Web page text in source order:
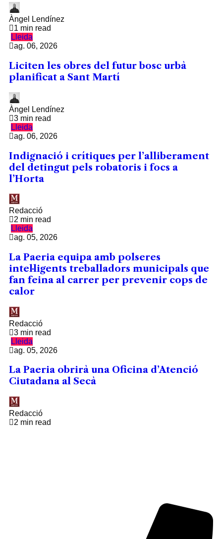
Àngel Lendínez
1 min read
Lleida
ag. 06, 2026
Liciten les obres del futur bosc urbà
planificat a Sant Martí
Àngel Lendínez
3 min read
Lleida
ag. 06, 2026
Indignació i crítiques per l’alliberament
del detingut pels robatoris i focs a
l’Horta
Redacció
2 min read
Lleida
ag. 05, 2026
La Paeria equipa amb polseres
intel·ligents treballadors municipals que
fan feina al carrer per prevenir cops de
calor
Redacció
3 min read
Lleida
ag. 05, 2026
La Paeria obrirà una Oficina d’Atenció
Ciutadana al Secà
Redacció
2 min read